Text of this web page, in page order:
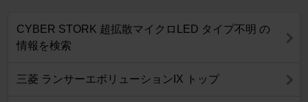
CYBER STORK 超拡散マイクロLED タイプ不明 の
情報を検索
三菱 ランサーエボリューションIX トップ